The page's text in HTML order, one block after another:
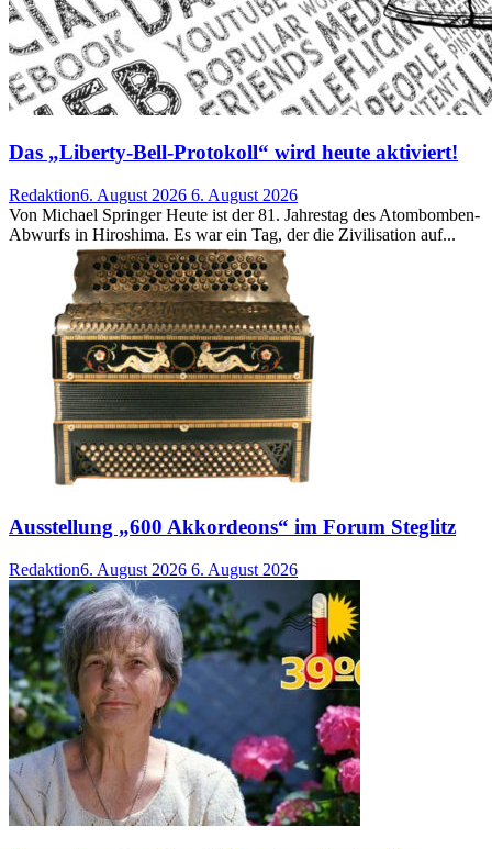
Das „Liberty-Bell-Protokoll“ wird heute aktiviert!
Redaktion6. August 2026 6. August 2026
Von Michael Springer Heute ist der 81. Jahrestag des Atombomben-
Abwurfs in Hiroshima. Es war ein Tag, der die Zivilisation auf...
Ausstellung „600 Akkordeons“ im Forum Steglitz
Redaktion6. August 2026 6. August 2026